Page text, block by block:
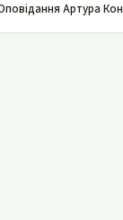
Артура